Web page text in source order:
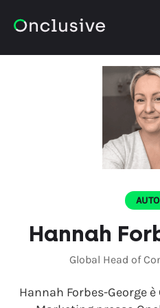
Hannah
Global Head of
Hannah Forbes-George